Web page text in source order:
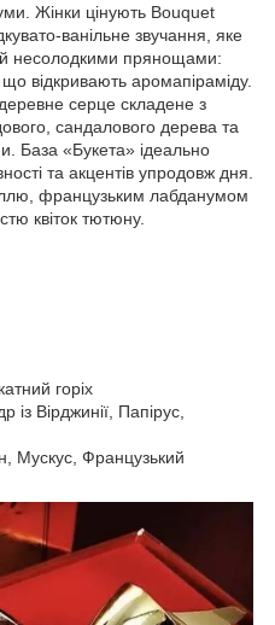
Жінки цінують Bouquet
ванільне звучання, яке
й несолодкими прянощами:
відкривають аромапіраміду.
серце складене з
сандалового дерева та
База «Букета» ідеально
та акцентів упродовж дня.
французьким лабданумом
квіток тютюну.
горіх
із Вірджинії, Папірус,
Мускус, Французький